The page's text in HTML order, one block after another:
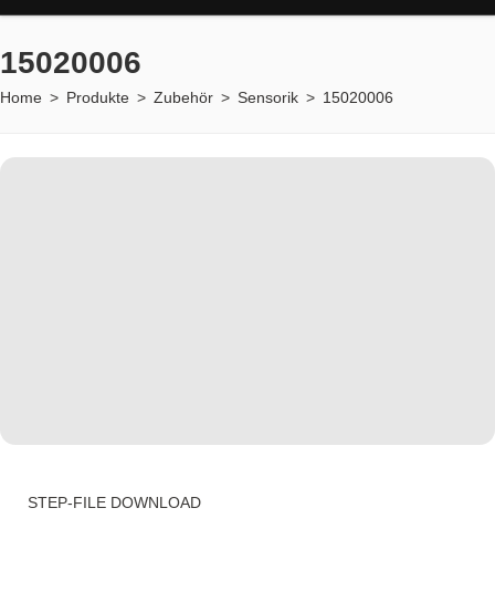
15020006
Home > Produkte > Zubehör > Sensorik > 15020006
STEP-FILE DOWNLOAD